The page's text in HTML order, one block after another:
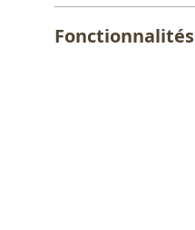
Fonctionnalités